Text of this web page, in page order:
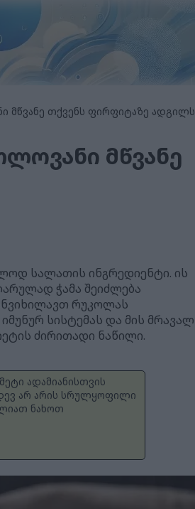
მწვანე თქვენს ფირფიტაზე ადგილს
მწვანე
სალათის ინგრედიენტი. ის
ჭამა შეიძლება
რუკოლას
სისტემას და მის მრავალ
ძირითადი ნაწილი.
ადამიანისთვის
არ არის სრულყოფილი
ნახოთ